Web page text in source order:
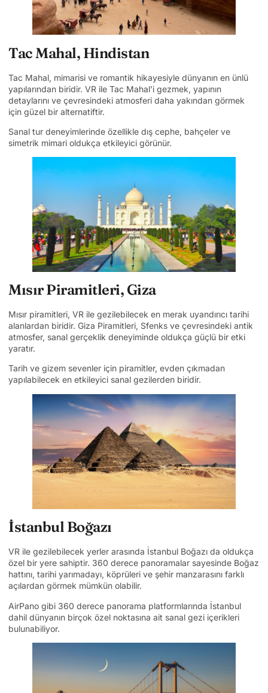
Tac Mahal, Hindistan
Tac Mahal, mimarisi ve romantik hikayesiyle dünyanın en ünlü
yapılarından biridir. VR ile Tac Mahal’i gezmek, yapının
detaylarını ve çevresindeki atmosferi daha yakından görmek
için güzel bir alternatiftir.
Sanal tur deneyimlerinde özellikle dış cephe, bahçeler ve
simetrik mimari oldukça etkileyici görünür.
Mısır Piramitleri, Giza
Mısır piramitleri, VR ile gezilebilecek en merak uyandırıcı tarihi
alanlardan biridir. Giza Piramitleri, Sfenks ve çevresindeki antik
atmosfer, sanal gerçeklik deneyiminde oldukça güçlü bir etki
yaratır.
Tarih ve gizem sevenler için piramitler, evden çıkmadan
yapılabilecek en etkileyici sanal gezilerden biridir.
İstanbul Boğazı
VR ile gezilebilecek yerler arasında İstanbul Boğazı da oldukça
özel bir yere sahiptir. 360 derece panoramalar sayesinde Boğaz
hattını, tarihi yarımadayı, köprüleri ve şehir manzarasını farklı
açılardan görmek mümkün olabilir.
AirPano gibi 360 derece panorama platformlarında İstanbul
dahil dünyanın birçok özel noktasına ait sanal gezi içerikleri
bulunabiliyor.